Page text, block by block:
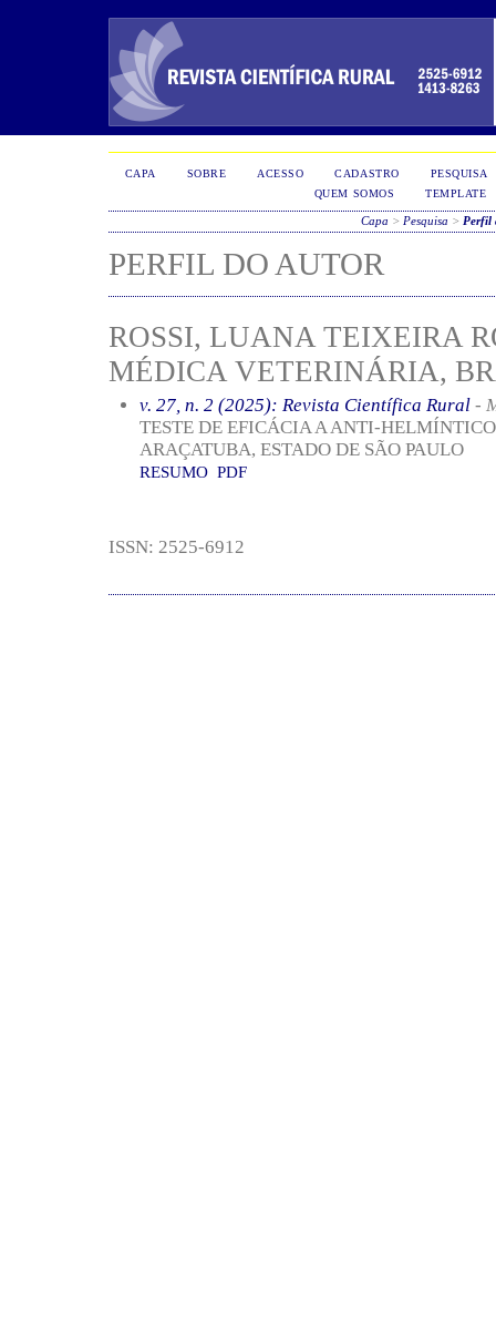
CAPA SOBRE ACESSO CADASTRO
PESQUISA
QUEM SOMOS
TEMPLATE
Capa > Pesquisa > Perfil
PERFIL DO AUTOR
ROSSI, LUANA TEIXEIRA
MÉDICA VETERINÁRIA,
v. 27, n. 2 (2025): Revista Científica Rural -
TESTE DE EFICÁCIA A ANTI-
ARAÇATUBA, ESTADO DE SÃO PAULO
RESUMO PDF
ISSN: 2525-6912